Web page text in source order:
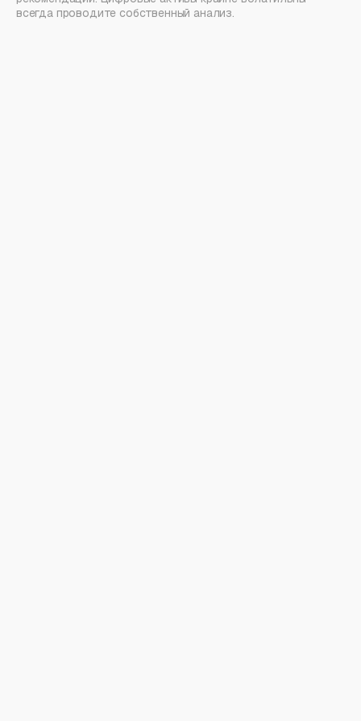
всегда проводите собственный анализ.